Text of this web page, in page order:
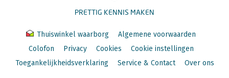
PRETTIG KENNIS MAKEN
Thuiswinkel waarborg
Algemene voorwaarden
Colofon
Privacy Cookies
Cookie instellingen
Toegankelijkheidsverklaring
Service & Contact Over ons